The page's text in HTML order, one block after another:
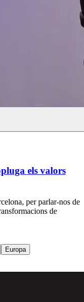
els valors
per parlar-nos de
de
Europa